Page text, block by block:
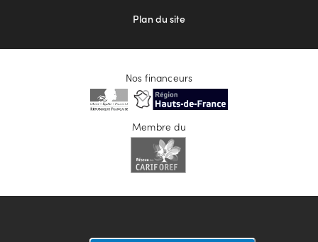
Plan du site
Nos financeurs
Membre du